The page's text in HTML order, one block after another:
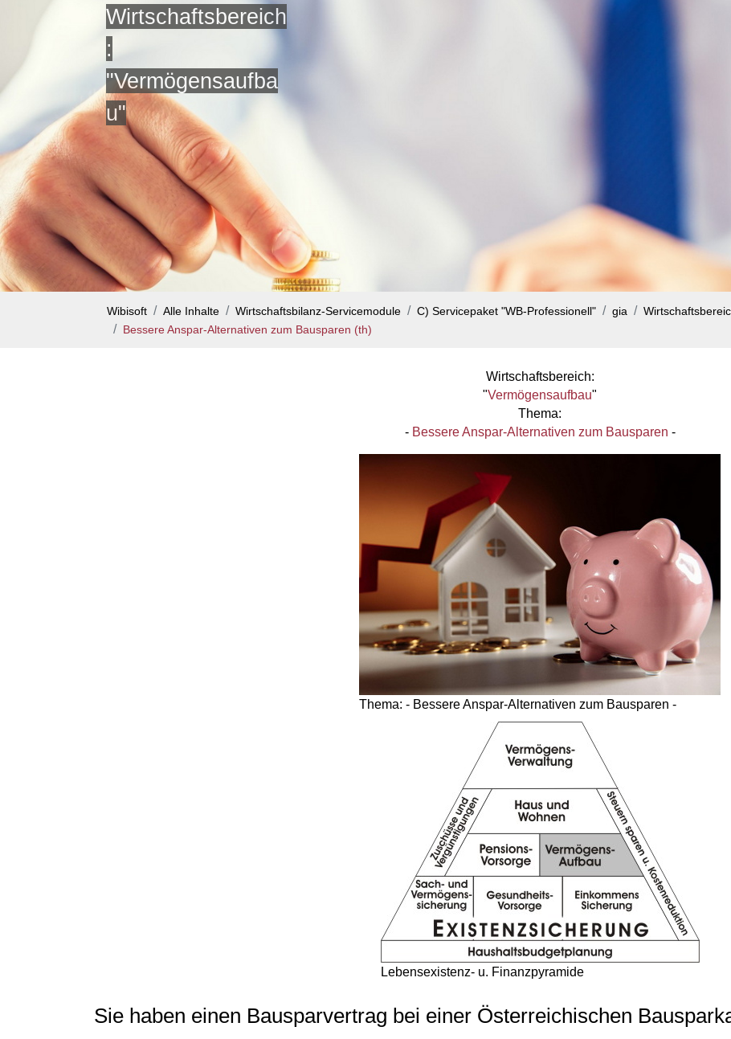
Wirtschaftsbereich
:
"Vermögensaufba
u"
Wibisoft Alle Inhalte Wirtschaftsbilanz-Servicemodule C) Servicepaket "WB-Professionell" gia
Bessere Anspar-Alternativen zum Bausparen (th)
Wirtschaftsbereich:
"Vermögensaufbau"
Thema:
- Bessere Anspar-Alternativen zum Bausparen -
Thema: - Bessere Anspar-Alternativen zum Bausparen -
Lebensexistenz- u. Finanzpyramide
Sie haben einen Bausparvertrag bei einer Österreichischen